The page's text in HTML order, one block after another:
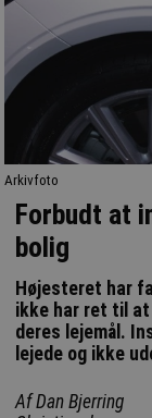
Arkivfoto
Forbudt at
bolig
Højesteret har
ikke har ret til at
deres lejemål.
lejede og ikke
Af Dan Bjerring